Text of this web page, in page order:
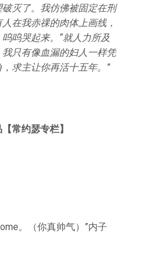
灭了。我仿佛被固定在刑
在我赤祼的肉体上画线，
呜哭起来。‌‌“就人力所及
只有像血漏的妇人一样凭
求主让你再活十五年。‌‌”
常约瑟专栏】
。（你真帅气）‌‌”内子